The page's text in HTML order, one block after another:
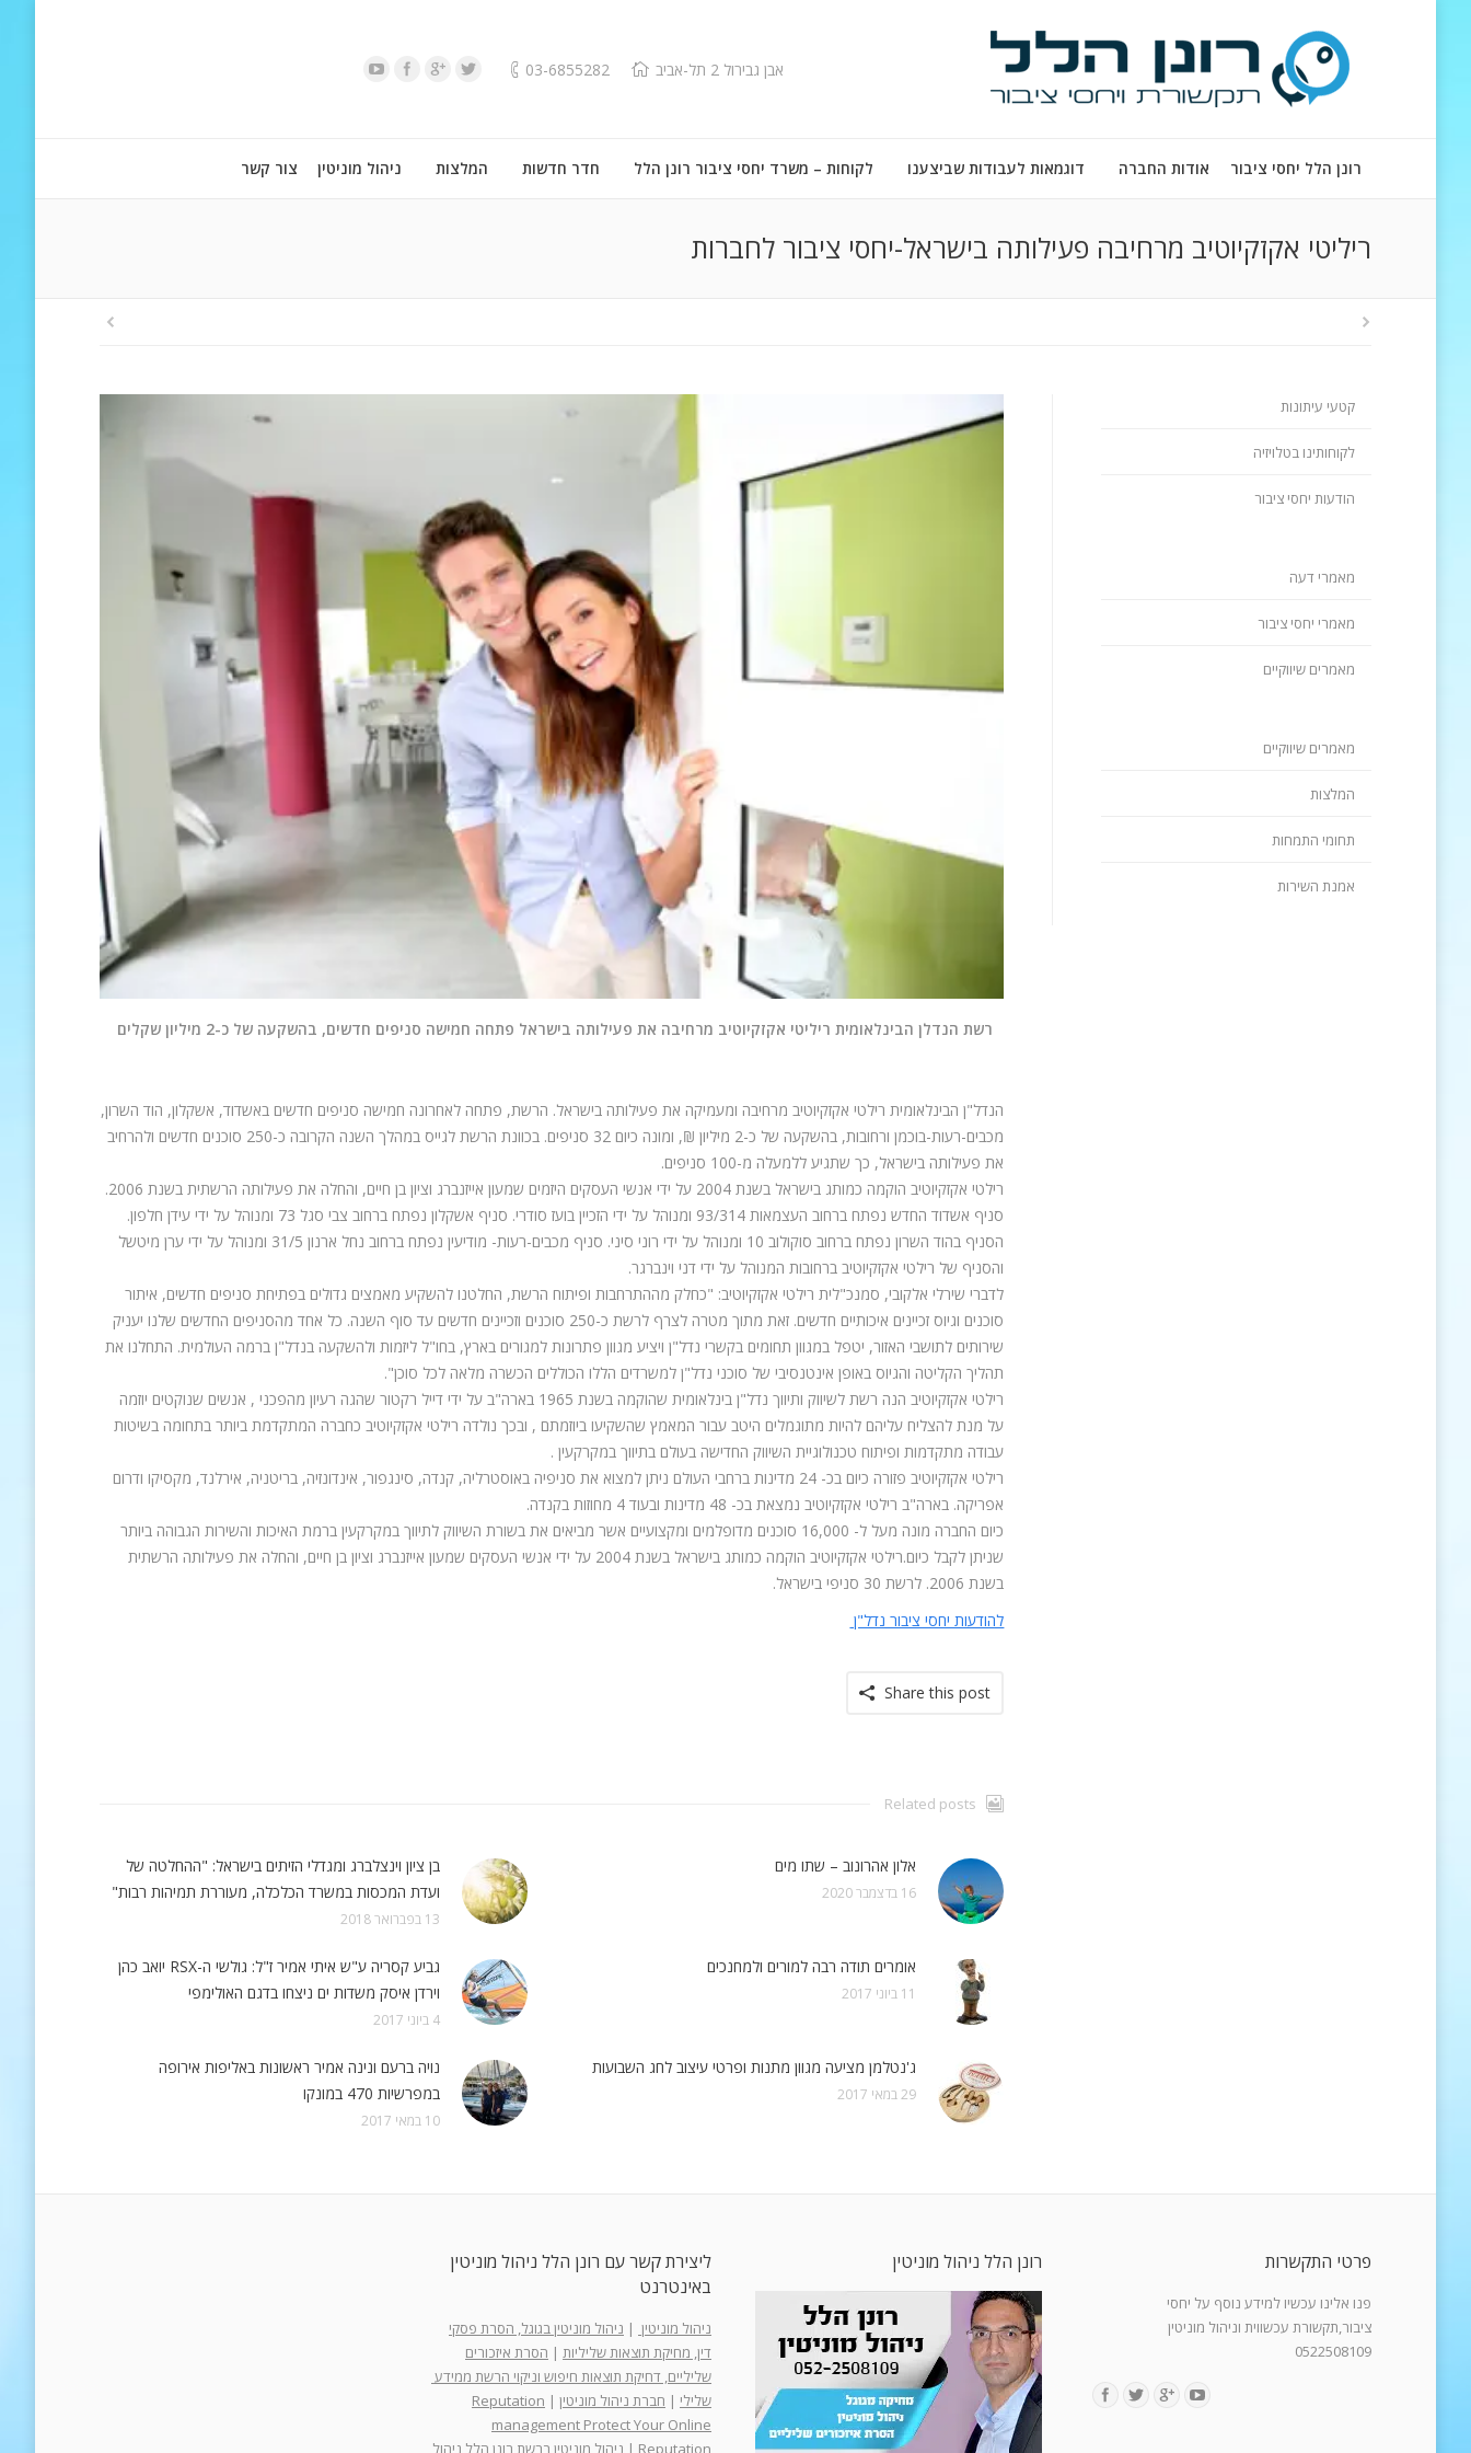
אבן גבירול 2 תל-אביב 03-6855282
רונן הלל יחסי ציבור אודות החברה דוגמאות לעבודות שביצענו לקוחות – משרד יחסי ציבור רונן הלל חדר חדשות המלצות ניהול מוניטין צור קשר
ריליטי אקזקיוטיב מרחיבה פעילותה בישראל-יחסי ציבור לחברות
רשת הנדלן הבינלאומית ריליטי אקזקיוטיב מרחיבה את פעילותה בישראל פתחה חמישה סניפים חדשים, בהשקעה של כ-2 מיליון שקלים
הנדל"ן הבינלאומית רילטי אקזקיוטיב מרחיבה ומעמיקה את פעילותה בישראל. הרשת, פתחה לאחרונה חמישה סניפים חדשים באשדוד, אשקלון, הוד השרון,
מכבים-רעות-בוכמן ורחובות, בהשקעה של כ-2 מיליון ₪, ומונה כיום 32 סניפים. בכוונת הרשת לגייס במהלך השנה הקרובה כ-250 סוכנים חדשים ולהרחיב
את פעילותה בישראל, כך שתגיע ללמעלה מ-100 סניפים.
רילטי אקזקיוטיב הוקמה כמותג בישראל בשנת 2004 על ידי אנשי העסקים היזמים שמעון אייזנברג וציון בן חיים, והחלה את פעילותה הרשתית בשנת 2006.
סניף אשדוד החדש נפתח ברחוב העצמאות 93/314 ומנוהל על ידי הזכיין בועז סודרי. סניף אשקלון נפתח ברחוב צבי סגל 73 ומנוהל על ידי עידן חלפון.
הסניף בהוד השרון נפתח ברחוב סוקולוב 10 ומנוהל על ידי רוני סיני. סניף מכבים-רעות- מודיעין נפתח ברחוב נחל ארנון 31/5 ומנוהל על ידי ערן מיטשל
והסניף של רילטי אקזקיוטיב ברחובות המנוהל על ידי דני וינברגר.
לדברי שירלי אלקובי, סמנכ"לית רילטי אקזקיוטיב: "כחלק מההתרחבות ופיתוח הרשת, החלטנו להשקיע מאמצים גדולים בפתיחת סניפים חדשים, איתור
סוכנים וגיוס זכיינים איכותיים חדשים. זאת מתוך מטרה לצרף לרשת כ-250 סוכנים וזכיינים חדשים עד סוף השנה. כל אחד מהסניפים החדשים שלנו יעניק
שירותים לתושבי האזור, יטפל במגוון תחומים בקשרי נדל"ן ויציע מגוון פתרונות למגורים בארץ, בחו"ל ליזמות ולהשקעה בנדל"ן ברמה העולמית. התחלנו את
תהליך הקליטה והגיוס באופן אינטנסיבי של סוכני נדל"ן למשרדים הללו הכוללים הכשרה מלאה לכל סוכן".
רילטי אקזקיוטיב הנה רשת לשיווק ותיווך נדל"ן בינלאומית שהוקמה בשנת 1965 בארה"ב על ידי דייל רקטור שהגה רעיון מהפכני , אנשים שנוקטים יוזמה
על מנת להצליח עליהם להיות מתוגמלים היטב עבור המאמץ שהשקיעו ביוזמתם , ובכך נולדה רילטי אקזקיוטיב כחברה המתקדמת ביותר בתחומה בשיטות
עבודה מתקדמות ופיתוח טכנולוגיית השיווק החדישה בעולם בתיווך במקרקעין .
רילטי אקזקיוטיב פזורה כיום בכ- 24 מדינות ברחבי העולם ניתן למצוא את סניפיה באוסטרליה, קנדה, סינגפור, אינדונזיה, בריטניה, אירלנד, מקסיקו ודרום
אפריקה. בארה"ב רילטי אקזקיוטיב נמצאת בכ- 48 מדינות ובעוד 4 מחוזות בקנדה.
כיום החברה מונה מעל ל- 16,000 סוכנים מדופלמים ומקצועיים אשר מביאים את בשורת השיווק לתיווך במקרקעין ברמת האיכות והשירות הגבוהה ביותר
שניתן לקבל כיום.רילטי אקזקיוטיב הוקמה כמותג בישראל בשנת 2004 על ידי אנשי העסקים שמעון אייזנברג וציון בן חיים, והחלה את פעילותה הרשתית
בשנת 2006. לרשת 30 סניפי בישראל.
להודעות יחסי ציבור נדל"ן
Share this post
Related posts
אלון אהרונוב – שתו מים
16 בדצמבר 2020
בן ציון וינצלברג ומגדלי הזיתים בישראל: "ההחלטה של
ועדת המכסות במשרד הכלכלה, מעוררת תמיהות רבות"
13 בפברואר 2018
אומרים תודה רבה למורים ולמחנכים
11 ביוני 2017
גביע קסריה ע"ש איתי אמיר ז"ל: גולשי ה-RSX יואב כהן
וירדן איסק משדות ים ניצחו בדגם האולימפי
4 ביוני 2017
ג'נטלמן מציעה מגוון מתנות ופרטי עיצוב לחג השבועות
29 במאי 2017
נויה ברעם ונינה אמיר ראשונות באליפות אירופה
במפרשיות 470 במונקו
10 במאי 2017
קטעי עיתונות
לקוחותינו בטלויזיה
הודעות יחסי ציבור
מאמרי דעה
מאמרי יחסי ציבור
מאמרים שיווקיים
מאמרים שיווקיים
המלצות
תחומי התמחות
אמנת השירות
פרטי התקשרות
פנו אלינו עכשיו למידע נוסף על יחסי
ציבור,תקשורת עכשווית וניהול מוניטין
0522508109
רונן הלל ניהול מוניטין
ליצירת קשר עם רונן הלל ניהול מוניטין
באינטרנט
ניהול מוניטין | ניהול מוניטין בגוגל, הסרת פסקי
דין, מחיקת תוצאות שליליות | הסרת איזכורים
שליליים, דחיקת תוצאות חיפוש וניקוי הרשת ממידע
שלילי | חברת ניהול מוניטין |
Reputation
management Protect Your Online
Reputation
| ניהול מוניטין ברשת רונן הלל ניהול